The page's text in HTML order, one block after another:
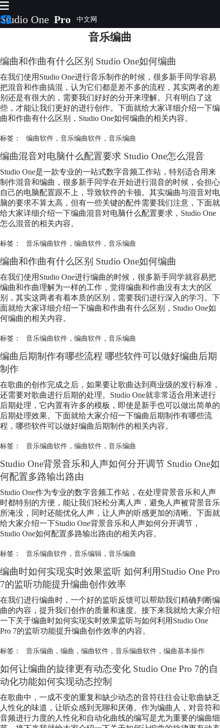
Studio One Pro
产品
插件
下载
视频教程
服务
购买
音乐编曲
编曲和作曲有什么区别 Studio One如何编曲
在我们使用Studio One进行音乐制作的时候，很多新手同学容易
把混音和作曲搞混，认为它们都是差不多的流程，其实两者的差
别还是有很大的，需要我们好好的分开来理解。只有明白了这
些，才能让我们更好的进行创作。下面就给大家详细介绍一下编
曲和作曲有什么区别，Studio One如何编曲的相关内容。
标签： 编曲软件， 音乐编曲软件， 音乐编曲
编曲混音对电脑什么配置要求 Studio One怎么混音
Studio One是一款专业的一站式数字音频工作站，特别适合用来
制作混音和编曲，很多新手同学在开始进行混音的时候，会担心
自己的电脑配置跟不上，导致软件的卡顿。其实编曲与混音对电
脑的要求不算太高，但有一些关键的配件需要我们注意，下面就
给大家详细介绍一下编曲混音对电脑什么配置要求，Studio One
怎么混音的相关内容。
标签： 音乐编曲软件， 编曲软件， 音乐编曲
编曲和作曲有什么区别 Studio One如何编曲
在我们使用Studio One进行编曲的时候，很多新手同学就容易把
编曲和作曲理解为一样的工作，觉得编曲和作曲没有太大的区
别，其实这两者有着本质的区别，需要我们进行深入的学习。下
面就给大家详细介绍一下编曲和作曲有什么区别，Studio One如
何编曲的相关内容。
标签： 音乐编曲软件， 编曲软件， 音乐编曲
编曲后期制作有哪些流程 哪些软件可以做好编曲后期
制作
在歌曲的创作完成之后，如果要让歌曲达到商业级的发行标准，
还需要对歌曲进行后期的处理。Studio One就非常适合用来进行
后期处理，它内置有许多的模板，即使是新手也可以做出简单的
后期处理效果。下面就给大家介绍一下编曲后期制作有哪些流
程，哪些软件可以做好编曲后期制作的相关内容。
标签： 音乐编曲软件， 编曲软件， 音乐编曲
Studio One背景音乐和人声如何分开调节 Studio One如
何配置多路输出路由
Studio One作为专业的数字音频工作站，在处理背景音乐和人声
时都特别的方便，能让我们轻松分离人声，避免人声被背景音乐
所淹没，同时还能优化人声，让人声的听感更加的清晰。下面就
给大家介绍一下Studio One背景音乐和人声如何分开调节，
Studio One如何配置多路输出路由的相关内容。
标签： 音乐编曲软件， 音乐编辑， 音乐编曲
编曲时如何实现实时效果监听 如何利用Studio One Pro
7的监听功能提升编曲创作效率
在我们进行编曲时，一个好的监听反馈可以帮助我们精确判断编
曲的内容，提升我们创作的质量和速度。接下来我就给大家介绍
一下关于编曲时如何实现实时效果监听与如何利用Studio One
Pro 7的监听功能提升编曲创作效率的内容。
标签： 音乐编曲 ， 编曲 ， 编曲软件， 音乐编曲软件， 编曲基本操作
如何让编曲的旋律更有动态变化 Studio One Pro 7的自
动化功能如何实现动态控制
在歌曲中，一成不变的重复和缺少动态的音符往往会让歌曲缺乏
人性化的味道，让听众感到无聊和厌倦。作为编曲人，对音符和
音频进行力度的人性化和自动化曲线的编写是尤为重要的编曲细